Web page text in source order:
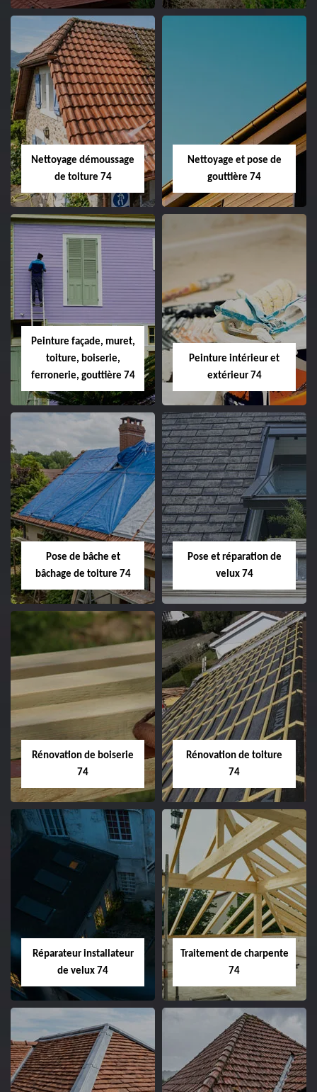
Nettoyage démoussage
de toiture 74
Nettoyage et pose de
gouttière 74
Peinture façade, muret,
toiture, boiserie,
ferronerie, gouttière 74
Peinture intérieur et
extérieur 74
Pose de bâche et
bâchage de toiture 74
Pose et réparation de
velux 74
Rénovation de boiserie
74
Rénovation de toiture
74
Réparateur installateur
de velux 74
Traitement de charpente
74